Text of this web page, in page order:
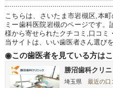
こちらは、さいたま市岩槻区,本
ミー歯科医院岩槻のページです
様から寄せられたクチコミ,口コミ
当サイトは、いい歯医者さん選び
◉この歯医者を見ている方は
勝沼歯科クリニ
埼玉県 最近の